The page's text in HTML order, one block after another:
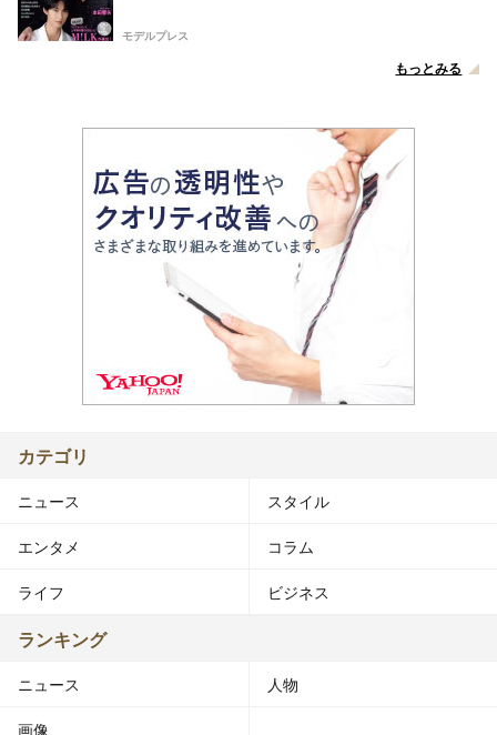
モデルプレス
もっとみる
カテゴリ
ニュース スタイル
エンタメ コラム
ライフ ビジネス
ランキング
ニュース 人物
画像